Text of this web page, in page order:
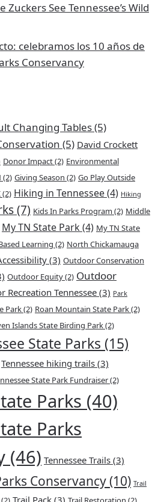
See Tennessee’s Wild
celebramos los 10 años de
Conservancy
Changing Tables(5)
(5) David Crockett
Donor Impact(2) Environmental
(2) Giving Season (2) Go Play Outside
(2) Hiking in Tennessee(4) Hiking
(7) Kids In Parks Program (2) Middle
My TN State Park(4) My TN State
Learning (2) North Chickamauga
(3) Outdoor Conservation
Outdoor Equity(2) Outdoor
Recreation Tennessee (3) Park
Park(2) Roan Mountain State Park(2)
Islands State Birding Park(2)
State Parks (15)
Tennessee hiking trails (3)
State Park Fundraiser(2)
Parks (40)
Parks
(46) Tennessee Trails (3)
Conservancy(10) Trail
Trail Pack (3)